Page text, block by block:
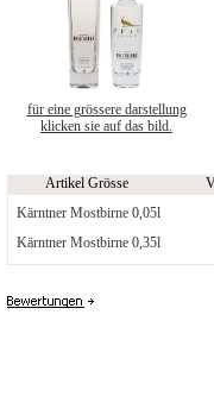
für eine grössere darstellung
klicken sie auf das bild.
Artikel Grösse
Kärntner Mostbirne 0,05l
Kärntner Mostbirne 0,35l